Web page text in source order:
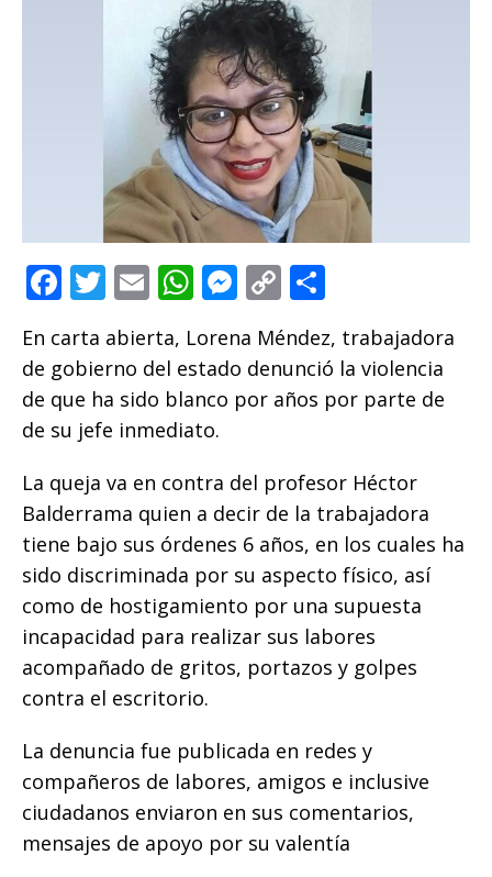
F
c
e
b
o
o
k
T
w
it
te
r
E
ai
l
W
at
s
A
p
M
ss
e
n
e
r
C
o
p
y
Li
k
m
p
ar
r
En carta abierta, Lorena Méndez, trabajadora
de gobierno del estado denunció la violencia
de que ha sido blanco por años por parte de
de su jefe inmediato.
La queja va en contra del profesor Héctor
Balderrama quien a decir de la trabajadora
tiene bajo sus órdenes 6 años, en los cuales ha
sido discriminada por su aspecto físico, así
como de hostigamiento por una supuesta
incapacidad para realizar sus labores
acompañado de gritos, portazos y golpes
contra el escritorio.
La denuncia fue publicada en redes y
compañeros de labores, amigos e inclusive
ciudadanos enviaron en sus comentarios,
mensajes de apoyo por su valentía